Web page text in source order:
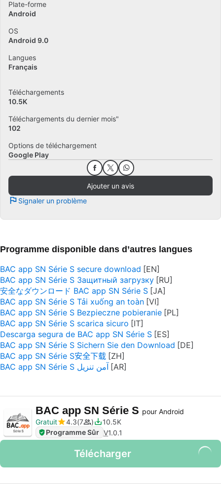
Plate-forme
Android
OS
Android 9.0
Langues
Français
Téléchargements
10.5K
Téléchargements du dernier mois"
102
Options de téléchargement
Google Play
Ajouter un avis
Signaler un problème
Programme disponible dans d’autres langues
BAC app SN Série S secure download
BAC app SN Série S Защитный загрузку
安全なダウンロード BAC app SN Série S
BAC app SN Série S Tải xuống an toàn
BAC app SN Série S Bezpieczne pobieranie
BAC app SN Série S scarica sicuro
Descarga segura de BAC app SN Série S
BAC app SN Série S Sichern Sie den Download
BAC app SN Série S安全下载
BAC app SN Série S آمن تنزيل
BAC app SN Série S pour Android
Gratuit
4.3 7
10.5K
Programme Sûr V1.0.1
Télécharger